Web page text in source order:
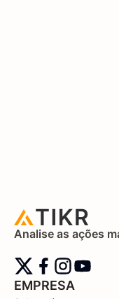
Analise as ações
EMPRESA